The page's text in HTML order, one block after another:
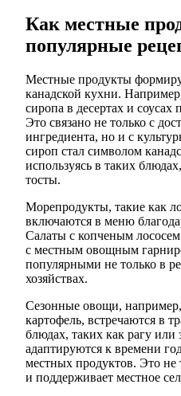
Как местные
популярные
Местные продукты
канадской кухни.
сиропа в десертах и
Это связано не только с
ингредиента, но и с
сироп стал символом
используясь в таких
тосты.
Морепродукты, такие как
включаются в меню
Салаты с копченым
с местным овощным
популярными не только в
хозяйствах.
Сезонные овощи,
картофель, встречаются в
блюдах, таких как рагу или
адаптируются к времени
местных продуктов. Это не
и поддерживает местное